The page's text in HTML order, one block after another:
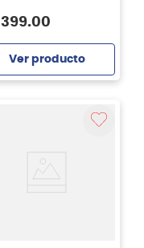
399.00
Ver producto